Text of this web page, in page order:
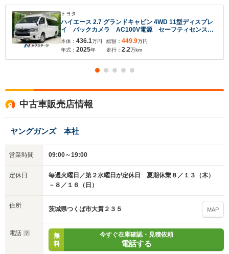
トヨタ
ハイエース 2.7 グランドキャビン 4WD 11型ディスプレ
イ バックカメラ AC100V電源 セーフティセンス
電動スライドドア 禁煙 コーナーセンサー スマート
キー ETC 車線逸脱警報 オートライト オートエア
コン Bluetooth接続
本体： 436.1万円
年式： 2025年
総額： 449.9万円
走行： 2.2万km
中古車販売店情報
ヤングガンズ 本社
営業時間 09:00～19:00
定休日
毎週火曜日／第２水曜日が定休日 夏期休業８／１３（木）
－８／１６（日）
住所 茨城県つくば市大貫２３５ MAP
電話
無
料
今すぐ在庫確認・見積依頼
電話する